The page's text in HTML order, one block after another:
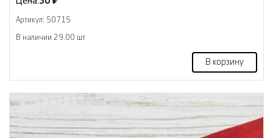
Артикул: 50715
В наличии 29.00 шт
В корзину